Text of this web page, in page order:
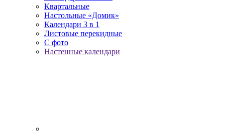
Квартальные
Настольные «Домик»
Календари 3 в 1
Листовые перекидные
С фото
Настенные календари